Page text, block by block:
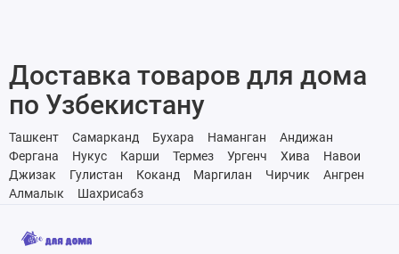
Доставка товаров для дома
по Узбекистану
Ташкент Самарканд Бухара Наманган
Андижан
Фергана
Нукус Карши Термез Ургенч Хива
Навои
Джизак
Гулистан Коканд Маргилан Чирчик
Ангрен
Алмалык
Шахрисабз